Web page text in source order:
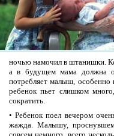
ночью намочил в штанишки.
а в будущем мама должна
потребляет малыш, особенно
ребенок пьет слишком
сократить.
• Ребенок поел вечером
жажда. Малышу,